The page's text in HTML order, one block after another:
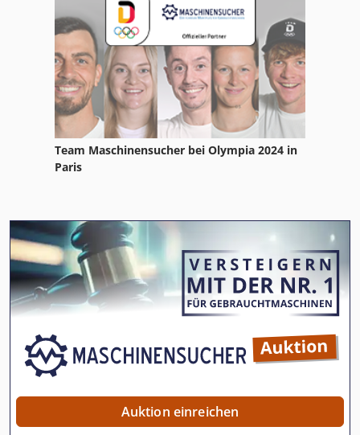
Team Maschinensucher bei Olympia 2024 in
Paris
Auktion einreichen